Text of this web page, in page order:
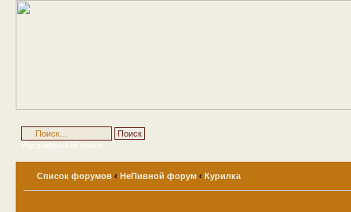
Расширенный поиск
Список форумов ‹ НеПивной форум ‹ Курилка